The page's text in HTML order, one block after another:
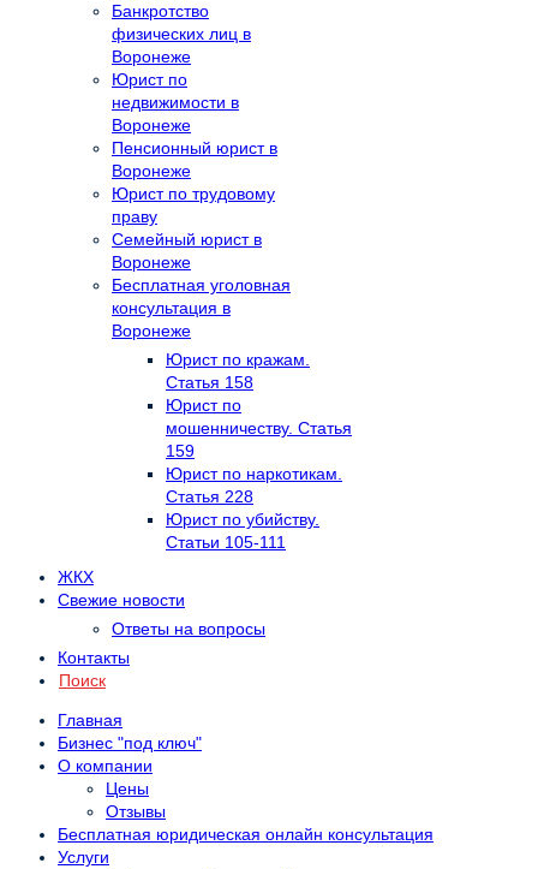
Банкротство
физических лиц в
Воронеже
Юрист по
недвижимости в
Воронеже
Пенсионный юрист в
Воронеже
Юрист по трудовому
праву
Семейный юрист в
Воронеже
Бесплатная уголовная
консультация в
Воронеже
Юрист по кражам.
Статья 158
Юрист по
мошенничеству. Статья
159
Юрист по наркотикам.
Статья 228
Юрист по убийству.
Статьи 105-111
ЖКХ
Свежие новости
Ответы на вопросы
Контакты
Поиск
Главная
Бизнес "под ключ"
О компании
Цены
Отзывы
Бесплатная юридическая онлайн консультация
Услуги